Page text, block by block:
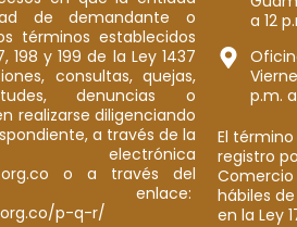
de demandante o
términos establecidos
198 y 199 de la Ley 1437
consultas, quejas,
denuncias o
realizarse diligenciando
a través de la
electrónica
o a través del
enlace:
p-q-r/
a 12
p.m.
El
registro
Comercio
hábiles
en la Ley